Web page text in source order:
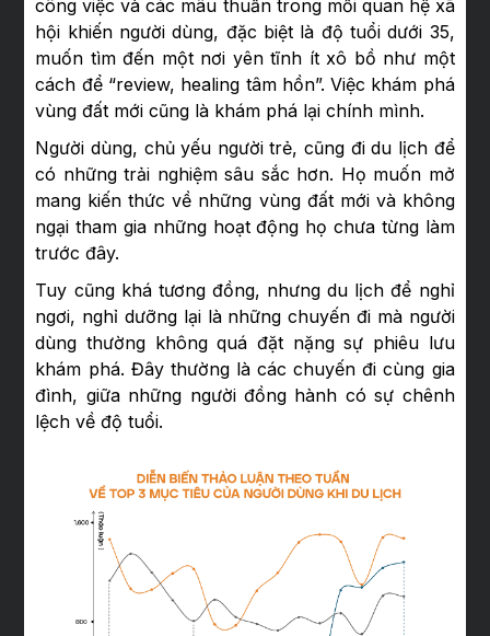
công việc và các mâu thuẫn trong mối quan hệ xã
hội khiến người dùng, đặc biệt là độ tuổi dưới 35,
muốn tìm đến một nơi yên tĩnh ít xô bồ như một
cách để “review, healing tâm hồn”. Việc khám phá
vùng đất mới cũng là khám phá lại chính mình.
Người dùng, chủ yếu người trẻ, cũng đi du lịch để
có những trải nghiệm sâu sắc hơn. Họ muốn mở
mang kiến thức về những vùng đất mới và không
ngại tham gia những hoạt động họ chưa từng làm
trước đây.
Tuy cũng khá tương đồng, nhưng du lịch để nghỉ
ngơi, nghỉ dưỡng lại là những chuyến đi mà người
dùng thường không quá đặt nặng sự phiêu lưu
khám phá. Đây thường là các chuyến đi cùng gia
đình, giữa những người đồng hành có sự chênh
lệch về độ tuổi.